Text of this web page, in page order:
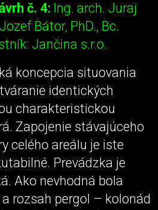
č. 4: Ing. arch. Juraj
Bátor, PhD., Bc.
Jančina s.r.o.
koncepcia situovania
identických
charakteristickou
Zapojenie stávajúceho
celého areálu je iste
Prevádzka je
Ako nevhodná bola
rozsah pergol – kolonád